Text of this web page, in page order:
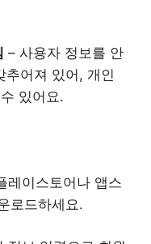
– 사용자 정보를 안
추어져 있어, 개인
있어요.
레이스토어나 앱스
로드하세요.